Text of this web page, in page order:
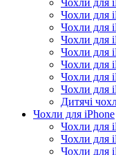
Чохли для
Чохли для
Чохли для
Чохли для
Чохли для
Чохли для
Чохли для
Чохли для
Дитячі
Чохли для iPhone
Чохли для
Чохли для
Чохли для